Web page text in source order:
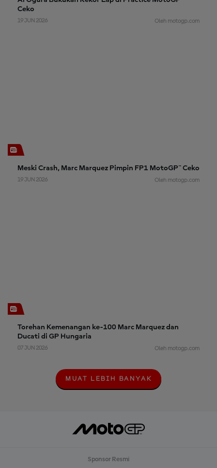
Ceko
19 JUN 2026 Oleh motogp.com
Meski Crash, Marc Marquez Pimpin FP1 MotoGP™ Ceko
19 JUN 2026 Oleh motogp.com
Torehan Kemenangan ke-100 Marc Marquez dan
Ducati di GP Hungaria
07 JUN 2026 Oleh motogp.com
M
U
E
B
B
MUAT LEBIH BANYAK
Sponsor Resmi